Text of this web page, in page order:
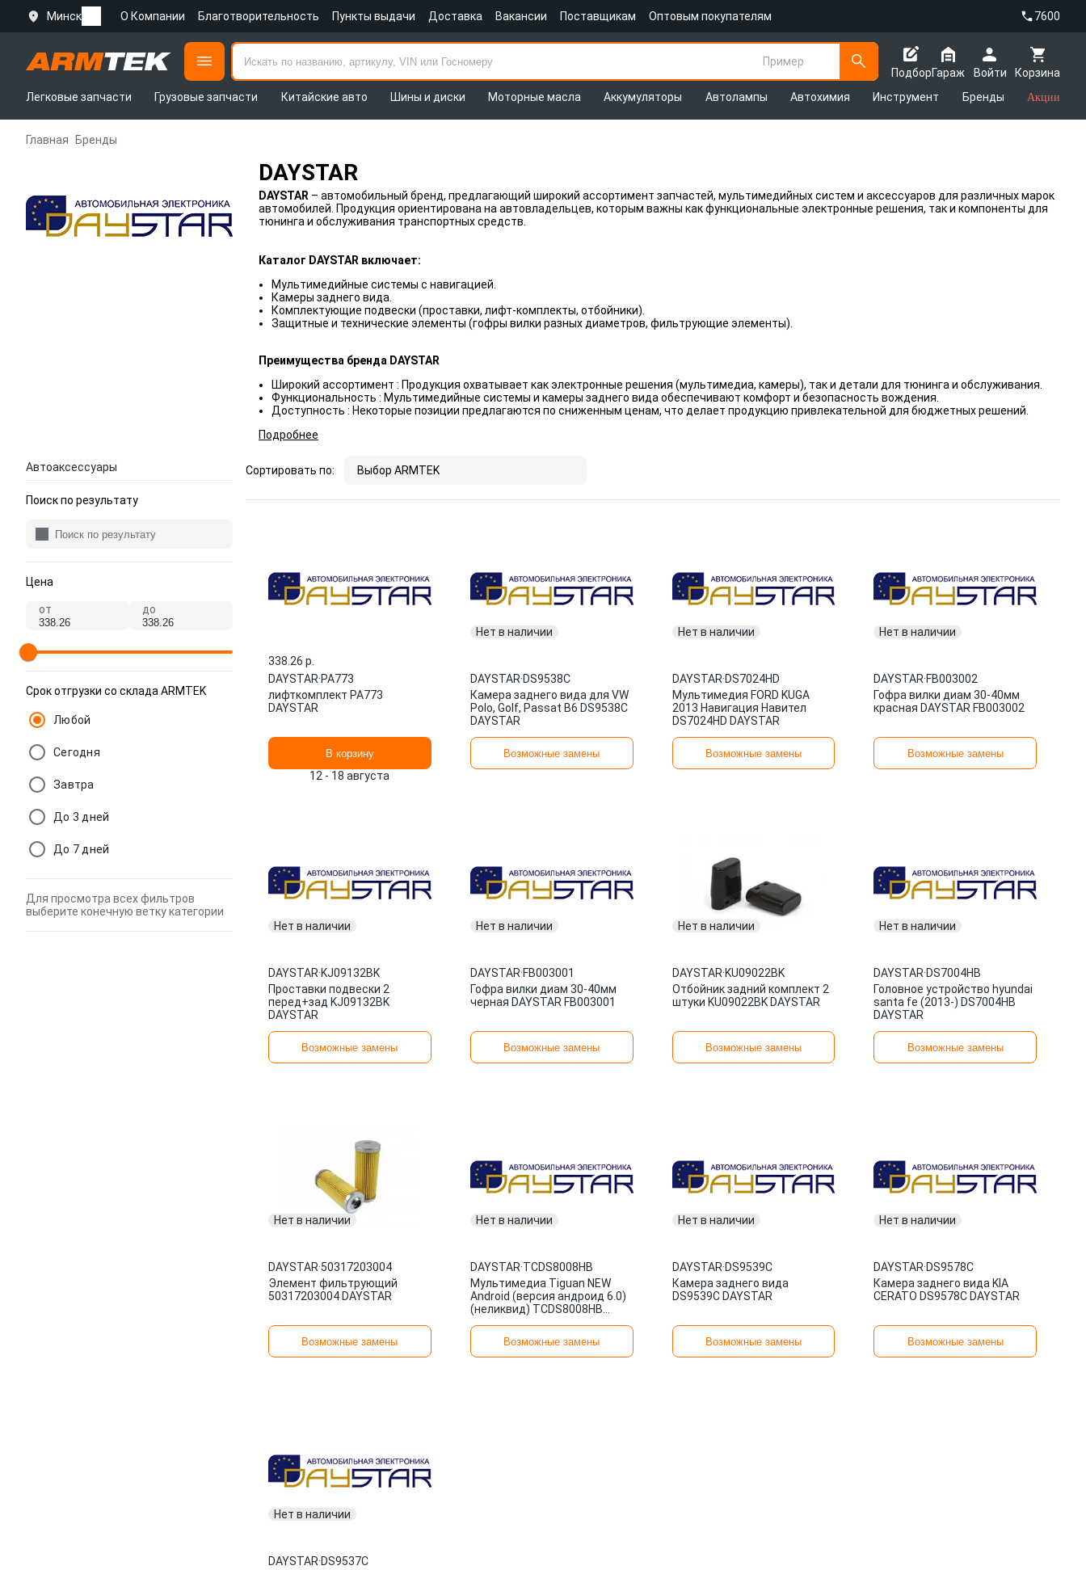
Минск О Компании Благотворительность Пункты выдачи Доставка Вакансии Поставщикам Оптовым покупателям 7600
Пример
Подбор
Корзина
Гараж
Войти
Легковые запчасти
Грузовые запчасти Китайские авто Шины и диски Моторные масла Аккумуляторы Автолампы Автохимия Инструмент Бренды Акции
Главная Бренды
DAYSTAR
DAYSTAR – автомобильный бренд, предлагающий широкий ассортимент запчастей, мультимедийных систем и аксессуаров для различных марок
автомобилей. Продукция ориентирована на автовладельцев, которым важны как функциональные электронные решения, так и компоненты для
тюнинга и обслуживания транспортных средств.
Каталог DAYSTAR включает:
Мультимедийные системы с навигацией.
Камеры заднего вида.
Комплектующие подвески (проставки, лифт-комплекты, отбойники).
Защитные и технические элементы (гофры вилки разных диаметров, фильтрующие элементы).
Преимущества бренда DAYSTAR
Широкий ассортимент : Продукция охватывает как электронные решения (мультимедиа, камеры), так и детали для тюнинга и обслуживания.
Функциональность : Мультимедийные системы и камеры заднего вида обеспечивают комфорт и безопасность вождения.
Доступность : Некоторые позиции предлагаются по сниженным ценам, что делает продукцию привлекательной для бюджетных решений.
Подробнее
Автоаксессуары
Поиск по результату
Цена
от до
Срок отгрузки со склада ARMTEK
Любой
Сегодня
Завтра
До 3 дней
До 7 дней
Для просмотра всех фильтров
выберите конечную ветку категории
Сортировать по: Выбор ARMTEK
338.26 p.
DAYSTAR·PA773
лифткомплект PA773
DAYSTAR
В корзину
12 - 18 августа
Нет в наличии
DAYSTAR·DS9538C
Камера заднего вида для VW
Polo, Golf, Passat B6 DS9538C
DAYSTAR
Возможные замены
Нет в наличии
DAYSTAR·DS7024HD
Мультимедия FORD KUGA
2013 Навигация Навител
DS7024HD DAYSTAR
Возможные замены
Нет в наличии
DAYSTAR·FB003002
Гофра вилки диам 30-40мм
красная DAYSTAR FB003002
Возможные замены
Нет в наличии
DAYSTAR·KJ09132BK
Проставки подвески 2
перед+зад KJ09132BK
DAYSTAR
Возможные замены
Нет в наличии
DAYSTAR·FB003001
Гофра вилки диам 30-40мм
черная DAYSTAR FB003001
Возможные замены
Нет в наличии
DAYSTAR·KU09022BK
Отбойник задний комплект 2
штуки KU09022BK DAYSTAR
Возможные замены
Нет в наличии
DAYSTAR·DS7004HB
Головное устройство hyundai
santa fe (2013-) DS7004HB
DAYSTAR
Возможные замены
Нет в наличии
DAYSTAR·50317203004
Элемент фильтрующий
50317203004 DAYSTAR
Возможные замены
Нет в наличии
DAYSTAR·TCDS8008HB
Мультимедиа Tiguan NEW
Android (версия андроид 6.0)
(неликвид) TCDS8008HB
Возможные замены
Нет в наличии
DAYSTAR·DS9539C
Камера заднего вида
DS9539C DAYSTAR
Возможные замены
Нет в наличии
DAYSTAR·DS9578C
Камера заднего вида KIA
CERATO DS9578C DAYSTAR
Возможные замены
Нет в наличии
DAYSTAR·DS9537C